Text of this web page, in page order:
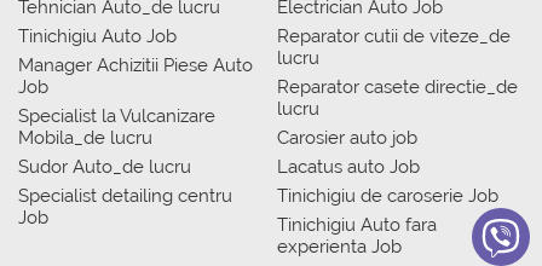
Tehnician Auto_de lucru
Tinichigiu Auto Job
Manager Achizitii Piese Auto
Job
Specialist la Vulcanizare
Mobila_de lucru
Sudor Auto_de lucru
Specialist detailing centru
Job
Electrician Auto Job
Reparator cutii de viteze_de
lucru
Reparator casete directie_de
lucru
Carosier auto job
Lacatus auto Job
Tinichigiu de caroserie Job
Tinichigiu Auto fara
experienta Job